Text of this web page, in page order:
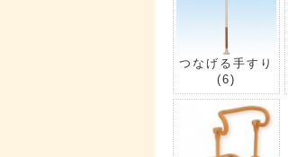
つなげる手すり
(6)